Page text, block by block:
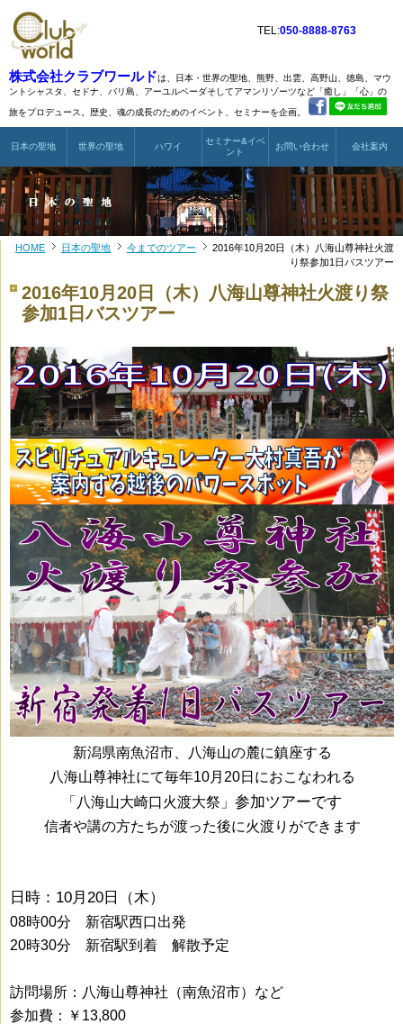
株式会社クラブワールドは、日本・世界の聖地、熊野、出雲、高野山、徳島、マウ
ントシャスタ、 セドナ、バリ島、アーユルベーダそしてアマンリゾーツなど 「癒し」「心」の
旅をプロデュース。歴史、魂の成長のためのイベント、セミナーを企画。
TEL:050-8888-8763
日本の聖地 世界の聖地 ハワイ
セミナー&イベ
ント
お問い合わせ 会社案内
HOME 日本の聖地 今までのツアー
2016年10月20日（木）八海山尊神社火渡
り祭参加1日バスツアー
2016年10月20日（木）八海山尊神社火渡り祭
参加1日バスツアー
新潟県南魚沼市、八海山の麓に鎮座する
八海山尊神社にて毎年10月20日におこなわれる
「八海山大崎口火渡大祭」 参加ツアーです
信者や講の方たちが渡った後に火渡りができます
日時：10月20日（木）
08時00分 新宿駅西口出発
20時30分 新宿駅到着 解散予定
訪問場所：八海山尊神社（南魚沼市）など
参加費：￥13,800